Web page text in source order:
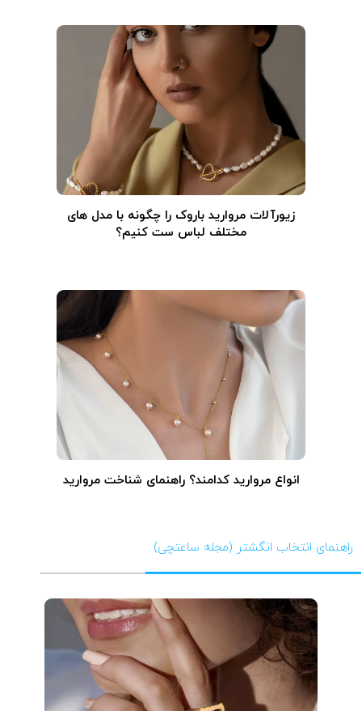
زیورآلات مروارید باروک را چگونه با مدل های
مختلف لباس ست کنیم؟
انواع مروارید کدامند؟ راهنمای شناخت مروارید
راهنمای انتخاب انگشتر (مجله ساعتچی)